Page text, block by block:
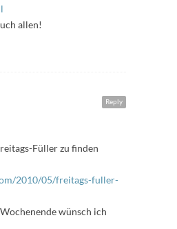
allen!
Reply
Füller zu finden
2010/05/freitags-fuller-
wünsch ich